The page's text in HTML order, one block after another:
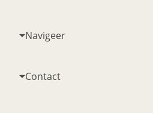
Navigeer
Contact